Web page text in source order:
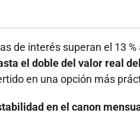
de interés superan el 13
el doble del valor real
en una opción más
en el canon